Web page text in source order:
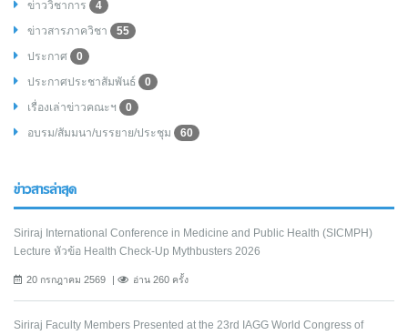
ข่าววิชาการ
4
ข่าวสารภาควิชา
55
ประกาศ
0
ประกาศประชาสัมพันธ์
0
เรื่องเล่าข่าวคณะฯ
0
อบรม/สัมมนา/บรรยาย/ประชุม
60
ข่าวสารล่าสุด
Siriraj International Conference in Medicine and Public Health (SICMPH)
Lecture หัวข้อ Health Check-Up Mythbusters 2026
20 กรกฎาคม 2569 อ่าน 260 ครั้ง
Siriraj Faculty Members Presented at the 23rd IAGG World Congress of